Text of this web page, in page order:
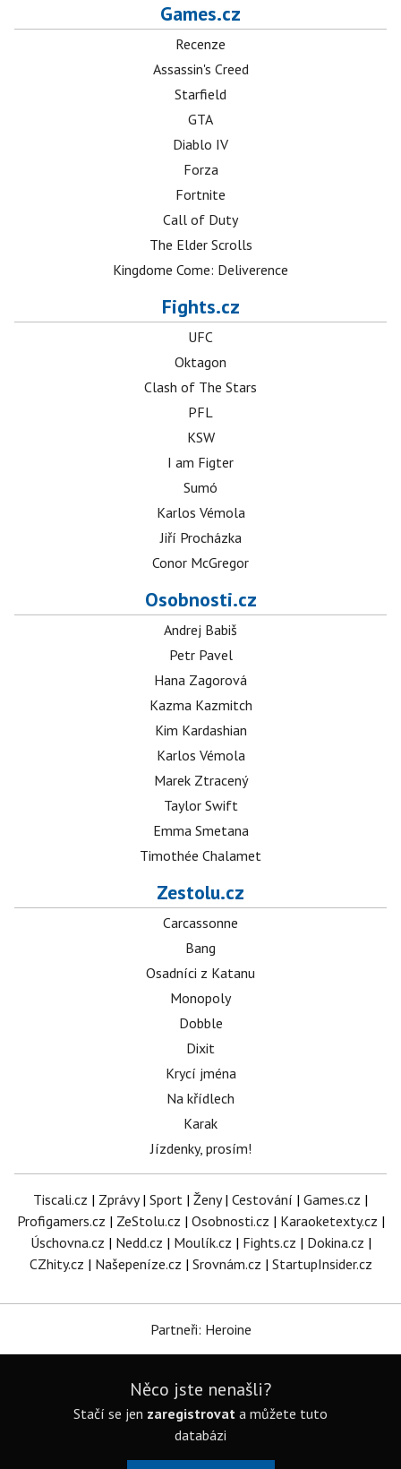
Games.cz
Recenze
Assassin's Creed
Starfield
GTA
Diablo IV
Forza
Fortnite
Call of Duty
The Elder Scrolls
Kingdome Come: Deliverence
Fights.cz
UFC
Oktagon
Clash of The Stars
PFL
KSW
I am Figter
Sumó
Karlos Vémola
Jiří Procházka
Conor McGregor
Osobnosti.cz
Andrej Babiš
Petr Pavel
Hana Zagorová
Kazma Kazmitch
Kim Kardashian
Karlos Vémola
Marek Ztracený
Taylor Swift
Emma Smetana
Timothée Chalamet
Zestolu.cz
Carcassonne
Bang
Osadníci z Katanu
Monopoly
Dobble
Dixit
Krycí jména
Na křídlech
Karak
Jízdenky, prosím!
Tiscali.cz | Zprávy| Sport | Ženy| Cestování | Games.cz |
Profigamers.cz | ZeStolu.cz | Osobnosti.cz | Karaoketexty.cz |
Úschovna.cz | Nedd.cz | Moulík.cz | Fights.cz | Dokina.cz |
CZhity.cz | Našepeníze.cz | Srovnám.cz | StartupInsider.cz
Partneři: Heroine
Něco jste nenašli?
Stačí se jen zaregistrovat a můžete tuto
databázi